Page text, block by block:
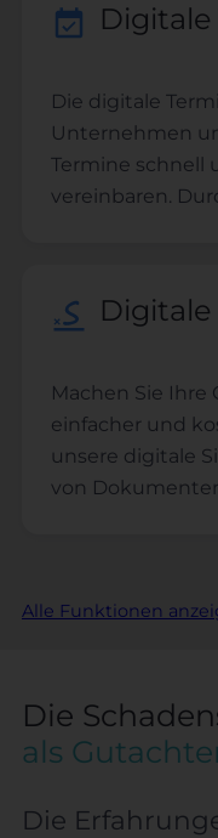
Abwicklung von
Die digitale
Unternehmen
Termine schnell
vereinbaren.
Terminplanung.
die
Machen Sie Ihre
einfacher und
unsere digitale
von
Alle Funktionen
Die
als
Die